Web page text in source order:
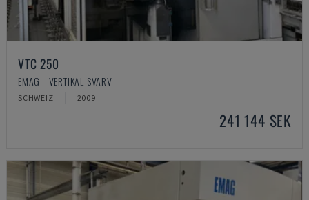
VTC 250
EMAG - VERTIKAL SVARV
SCHWEIZ 2009
241 144 SEK